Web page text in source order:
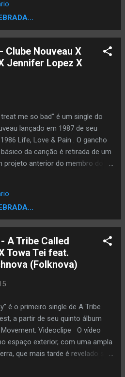
todos os artistas são gringos,
Arthur Verocai lançado em 1972,
tanto que na entrevista ao
diz: " Foi contestado pela
não chegou às rádios e quase
Ele não vendeu. Sei lá, minha tia
lá”, afirma Verocai." CONFIRA A
DO ARTHUR VEROCAI PARA O
Vamos com as principais
tem sample de musicas do
Estas 4 musicas acima tem
Clube Nouveau X
Jennifer Lopez X
me so bad" é um single do
lançado em 1987 de seu
Life, Love & Pain . O gancho
da canção é retirada de um
projeto anterior do membro do
Ya") A arte de Samplear foda!
foram produzida outras 3
NEGRO - #Verão na VR
Campinas, interior paulista.
atividades em 1992 com Kid
X, Eazy Down e Master Jay nas
feat. Mike Marshall I Got 5 on
Gonna Be Alright" é uma canção
americana Jennifer Lopez, que
como single em 2002. Essa
originalmente gravada apenas
Lopez, para o seu segundo
A Tribe Called
Towa Tei feat.
(Folknova)
é o primeiro single de A Tribe
a partir de seu quinto álbum
Videoclipe O vídeo
espaço exterior, com uma ampla
que mais tarde é revelado ser